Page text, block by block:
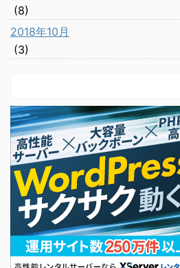
(8)
2018年10月
(3)